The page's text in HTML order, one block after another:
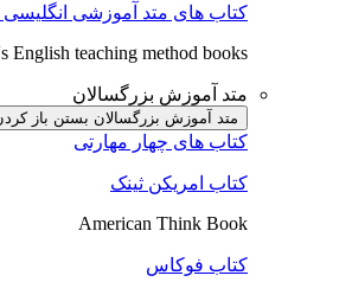
کتاب های متد آموزشی انگلیسی
English teaching method books
متد آموزش بزرگسالان
متد آموزش بزرگسالان بستن باز
کتاب های چهار مهارتی
کتاب امریکن ثینک
American Think Book
کتاب فوکاس